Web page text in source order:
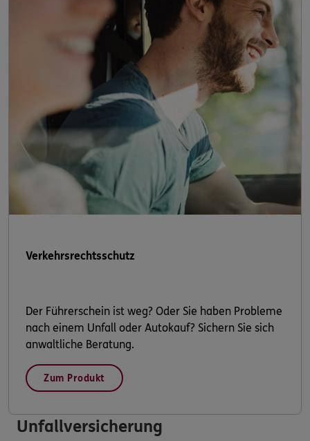
Verkehrsrechtsschutz
Der Führerschein ist weg? Oder Sie haben Probleme
nach einem Unfall oder Autokauf? Sichern Sie sich
anwaltliche Beratung.
Zum Produkt
Unfallversicherung